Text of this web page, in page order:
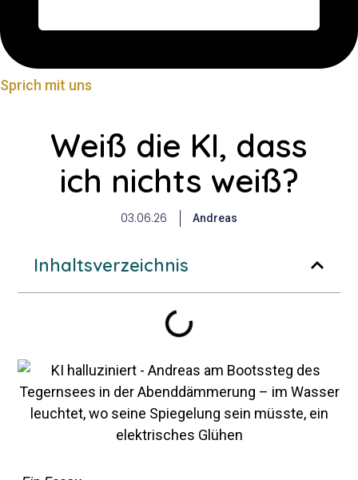
Sprich mit uns
Weiß die KI, dass
ich nichts weiß?
03.06.26 Andreas
Inhaltsverzeichnis